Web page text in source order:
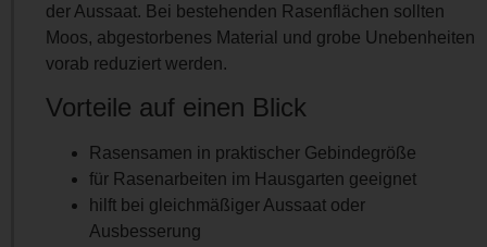
der Aussaat. Bei bestehenden Rasenflächen sollten
Moos, abgestorbenes Material und grobe Unebenheiten
vorab reduziert werden.
Vorteile auf einen Blick
Rasensamen in praktischer Gebindegröße
für Rasenarbeiten im Hausgarten geeignet
hilft bei gleichmäßiger Aussaat oder
Ausbesserung